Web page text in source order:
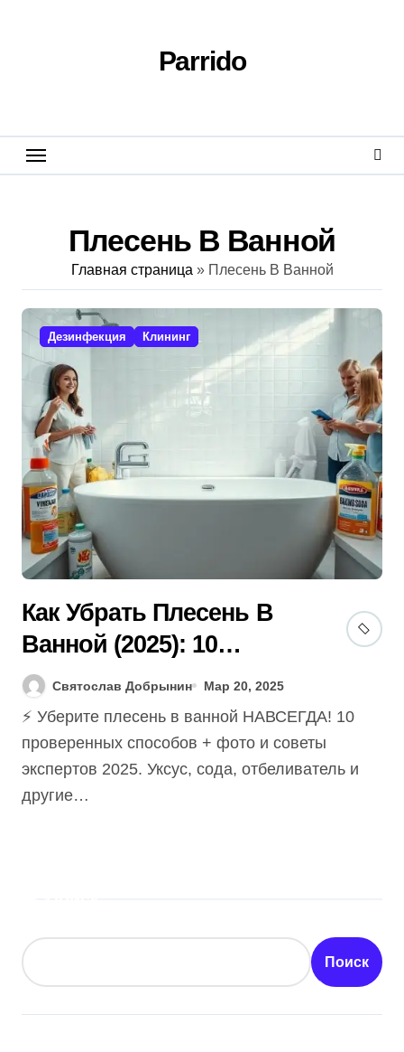
Parrido
Плесень В Ванной
Главная страница » Плесень В Ванной
Дезинфекция Клининг
Как Убрать Плесень В
Ванной (2025): 10
Лучших Способов
Навсегда!
Святослав Добрынин Мар 20, 2025
⚡️ Уберите плесень в ванной НАВСЕГДА! 10
проверенных способов + фото и советы
экспертов 2025. Уксус, сода, отбеливатель и
другие…
Поиск